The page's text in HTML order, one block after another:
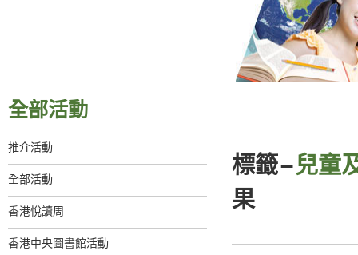
全部活動
推介活動
全部活動
香港悅讀周
香港中央圖書館活動
標籤–兒童
果